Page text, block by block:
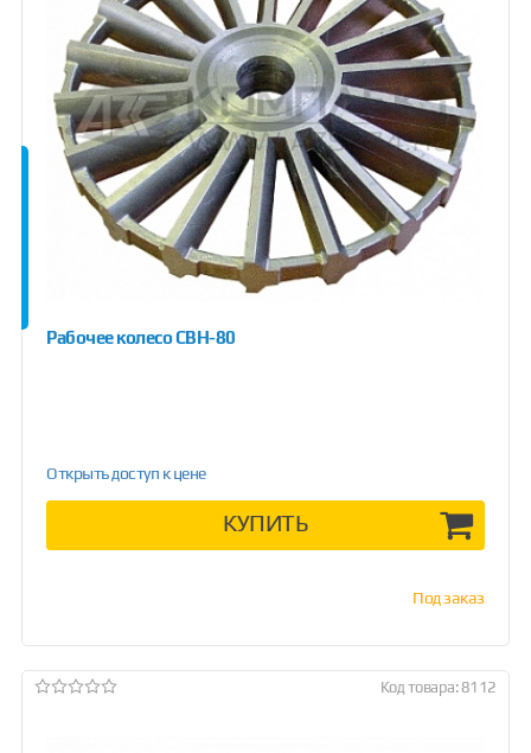
Рабочее колесо СВН-80
Открыть доступ к цене
КУПИТЬ
Под заказ
Код товара: 8112